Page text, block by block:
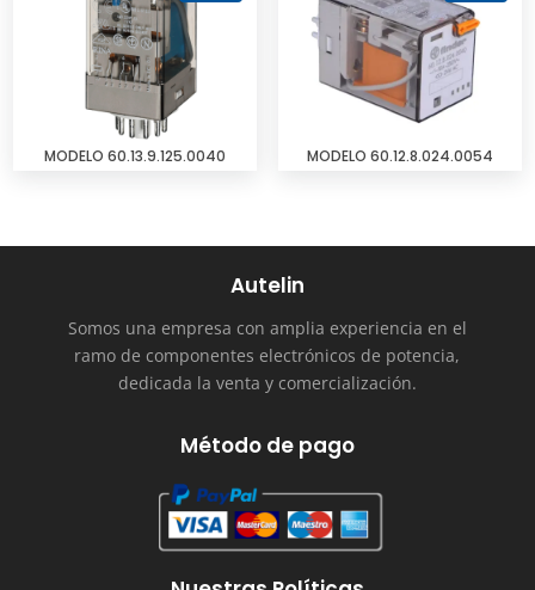
MODELO 60.13.9.125.0040 MODELO 60.12.8.024.0054
Autelin
Somos una empresa con amplia experiencia en el
ramo de componentes electrónicos de potencia,
dedicada la venta y comercialización.
Método de pago